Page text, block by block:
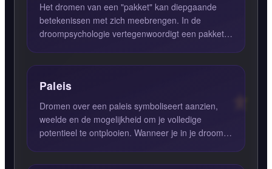
Het dromen van een "pakket" kan diepgaande
betekenissen met zich meebrengen. In de
droompsychologie vertegenwoordigt een pakket
Paleis
Dromen over een paleis symboliseert aanzien,
weelde en de mogelijkheid om je volledige
potentieel te ontplooien. Wanneer je in je droom